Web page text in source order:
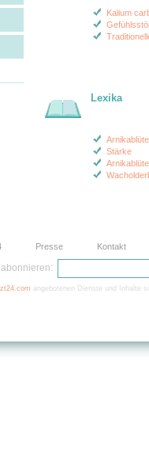
Kalium
Lexika
Stärke
Presse Kontakt
angebotenen Dienste und Inhalte